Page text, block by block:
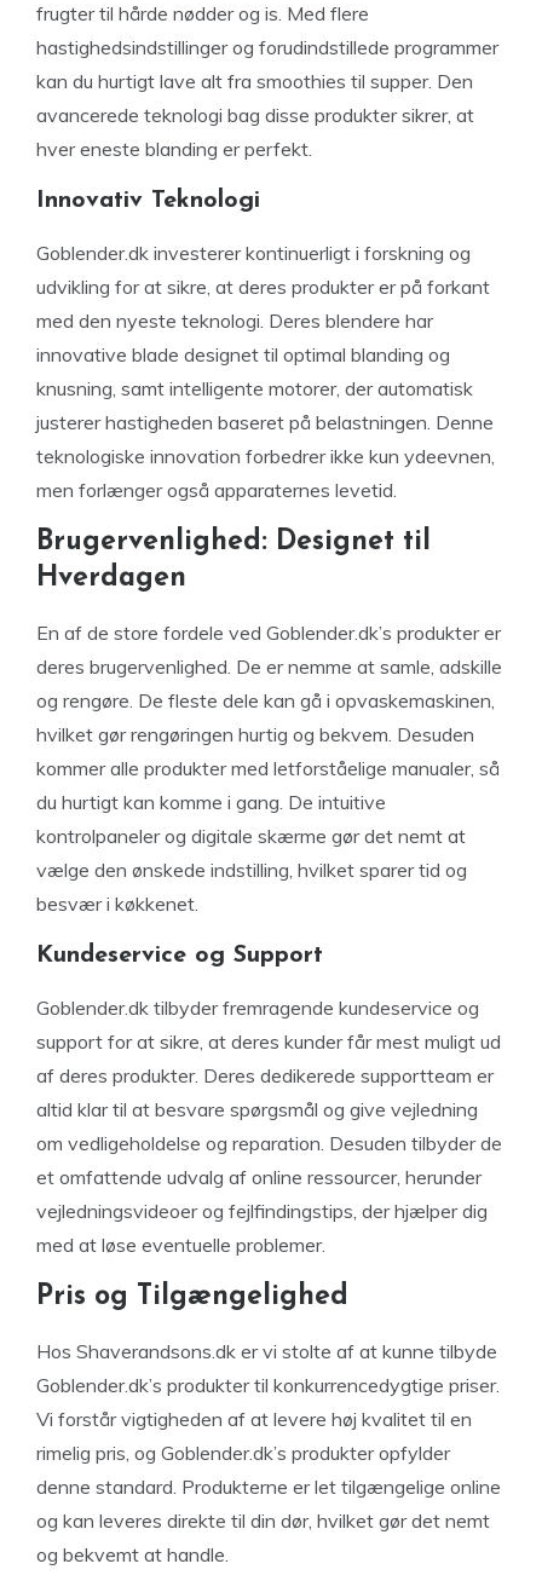
frugter til hårde nødder og is. Med flere
hastighedsindstillinger og forudindstillede programmer
kan du hurtigt lave alt fra smoothies til supper. Den
avancerede teknologi bag disse produkter sikrer, at
hver eneste blanding er perfekt.
Innovativ Teknologi
Goblender.dk investerer kontinuerligt i forskning og
udvikling for at sikre, at deres produkter er på forkant
med den nyeste teknologi. Deres blendere har
innovative blade designet til optimal blanding og
knusning, samt intelligente motorer, der automatisk
justerer hastigheden baseret på belastningen. Denne
teknologiske innovation forbedrer ikke kun ydeevnen,
men forlænger også apparaternes levetid.
Brugervenlighed: Designet til
Hverdagen
En af de store fordele ved Goblender.dk’s produkter er
deres brugervenlighed. De er nemme at samle, adskille
og rengøre. De fleste dele kan gå i opvaskemaskinen,
hvilket gør rengøringen hurtig og bekvem. Desuden
kommer alle produkter med letforståelige manualer, så
du hurtigt kan komme i gang. De intuitive
kontrolpaneler og digitale skærme gør det nemt at
vælge den ønskede indstilling, hvilket sparer tid og
besvær i køkkenet.
Kundeservice og Support
Goblender.dk tilbyder fremragende kundeservice og
support for at sikre, at deres kunder får mest muligt ud
af deres produkter. Deres dedikerede supportteam er
altid klar til at besvare spørgsmål og give vejledning
om vedligeholdelse og reparation. Desuden tilbyder de
et omfattende udvalg af online ressourcer, herunder
vejledningsvideoer og fejlfindingstips, der hjælper dig
med at løse eventuelle problemer.
Pris og Tilgængelighed
Hos Shaverandsons.dk er vi stolte af at kunne tilbyde
Goblender.dk’s produkter til konkurrencedygtige priser.
Vi forstår vigtigheden af at levere høj kvalitet til en
rimelig pris, og Goblender.dk’s produkter opfylder
denne standard. Produkterne er let tilgængelige online
og kan leveres direkte til din dør, hvilket gør det nemt
og bekvemt at handle.